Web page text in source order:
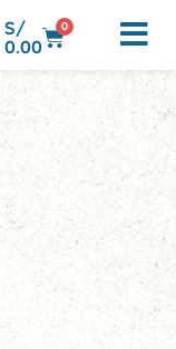
S/
0.00
0